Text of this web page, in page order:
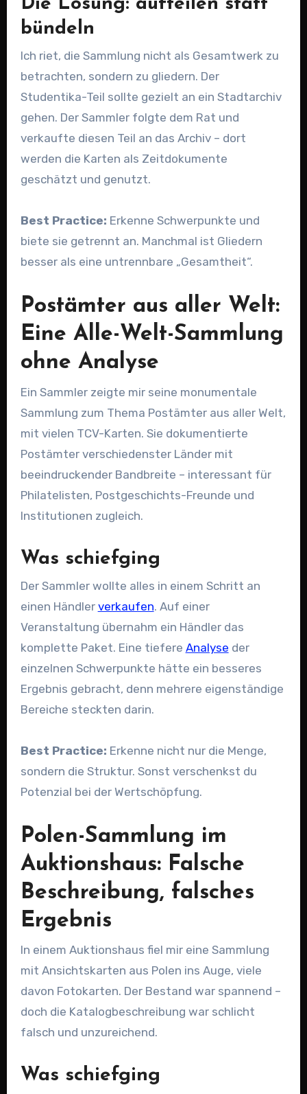
Die Lösung: aufteilen statt
bündeln
Ich riet, die Sammlung nicht als Gesamtwerk zu
betrachten, sondern zu gliedern. Der
Studentika-Teil sollte gezielt an ein Stadtarchiv
gehen. Der Sammler folgte dem Rat und
verkaufte diesen Teil an das Archiv – dort
werden die Karten als Zeitdokumente
geschätzt und genutzt.
Best Practice: Erkenne Schwerpunkte und
biete sie getrennt an. Manchmal ist Gliedern
besser als eine untrennbare „Gesamtheit“.
Postämter aus aller Welt:
Eine Alle-Welt-Sammlung
ohne Analyse
Ein Sammler zeigte mir seine monumentale
Sammlung zum Thema Postämter aus aller Welt,
mit vielen TCV-Karten. Sie dokumentierte
Postämter verschiedenster Länder mit
beeindruckender Bandbreite – interessant für
Philatelisten, Postgeschichts-Freunde und
Institutionen zugleich.
Was schiefging
Der Sammler wollte alles in einem Schritt an
einen Händler verkaufen. Auf einer
Veranstaltung übernahm ein Händler das
komplette Paket. Eine tiefere Analyse der
einzelnen Schwerpunkte hätte ein besseres
Ergebnis gebracht, denn mehrere eigenständige
Bereiche steckten darin.
Best Practice: Erkenne nicht nur die Menge,
sondern die Struktur. Sonst verschenkst du
Potenzial bei der Wertschöpfung.
Polen-Sammlung im
Auktionshaus: Falsche
Beschreibung, falsches
Ergebnis
In einem Auktionshaus fiel mir eine Sammlung
mit Ansichtskarten aus Polen ins Auge, viele
davon Fotokarten. Der Bestand war spannend –
doch die Katalogbeschreibung war schlicht
falsch und unzureichend.
Was schiefging